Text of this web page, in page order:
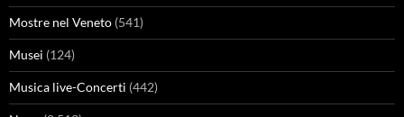
Mostre nel Veneto (541)
Musei (124)
Musica live-Concerti (442)